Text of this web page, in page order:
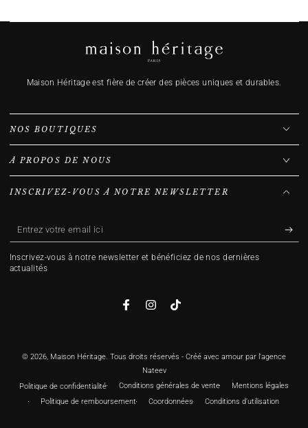
Maison Héritage est fière de créer des pièces uniques et durables.
NOS BOUTIQUES
À PROPOS DE NOUS
INSCRIVEZ-VOUS À NOTRE NEWSLETTER
Entrez
votre
email
Inscrivez-vous à notre newsletter et bénéficiez de nos dernières
actualités
FacebookInstagramTikTok
© 2026, Maison Héritage. Tous droits réservés - Créé avec amour par l'agence
Nateev
Politique de confidentialité
Conditions générales de vente
Mentions légales
Politique de remboursement
Coordonnées Conditions d’utilisation